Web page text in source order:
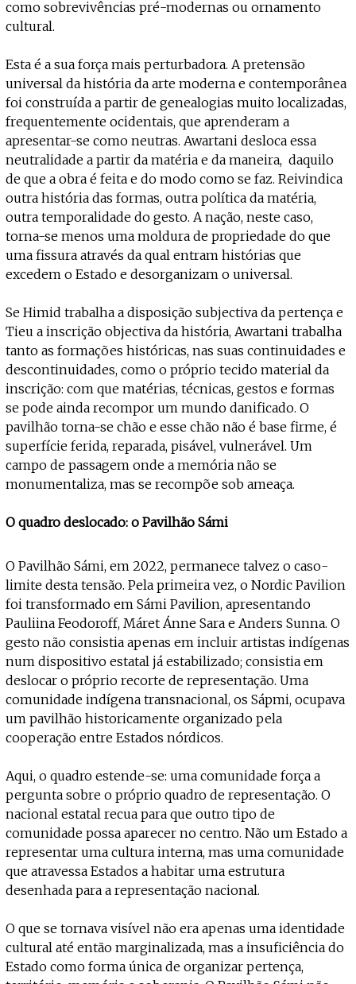
como sobrevivências pré-modernas ou ornamento
cultural.
Esta é a sua força mais perturbadora. A pretensão
universal da história da arte moderna e contemporânea
foi construída a partir de genealogias muito localizadas,
frequentemente ocidentais, que aprenderam a
apresentar-se como neutras. Awartani desloca essa
neutralidade a partir da matéria e da maneira, daquilo
de que a obra é feita e do modo como se faz. Reivindica
outra história das formas, outra política da matéria,
outra temporalidade do gesto. A nação, neste caso,
torna-se menos uma moldura de propriedade do que
uma fissura através da qual entram histórias que
excedem o Estado e desorganizam o universal.
Se Himid trabalha a disposição subjectiva da pertença e
Tieu a inscrição objectiva da história, Awartani trabalha
tanto as formações históricas, nas suas continuidades e
descontinuidades, como o próprio tecido material da
inscrição: com que matérias, técnicas, gestos e formas
se pode ainda recompor um mundo danificado. O
pavilhão torna-se chão e esse chão não é base firme, é
superfície ferida, reparada, pisável, vulnerável. Um
campo de passagem onde a memória não se
monumentaliza, mas se recompõe sob ameaça.
O quadro deslocado: o Pavilhão Sámi
O Pavilhão Sámi, em 2022, permanece talvez o caso-
limite desta tensão. Pela primeira vez, o Nordic Pavilion
foi transformado em Sámi Pavilion, apresentando
Pauliina Feodoroff, Máret Ánne Sara e Anders Sunna. O
gesto não consistia apenas em incluir artistas indígenas
num dispositivo estatal já estabilizado; consistia em
deslocar o próprio recorte de representação. Uma
comunidade indígena transnacional, os Sápmi, ocupava
um pavilhão historicamente organizado pela
cooperação entre Estados nórdicos.
Aqui, o quadro estende-se: uma comunidade força a
pergunta sobre o próprio quadro de representação. O
nacional estatal recua para que outro tipo de
comunidade possa aparecer no centro. Não um Estado a
representar uma cultura interna, mas uma comunidade
que atravessa Estados a habitar uma estrutura
desenhada para a representação nacional.
O que se tornava visível não era apenas uma identidade
cultural até então marginalizada, mas a insuficiência do
Estado como forma única de organizar pertença,